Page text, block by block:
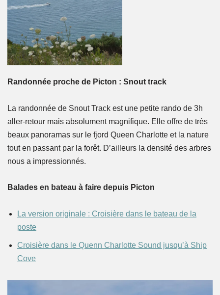
Randonnée proche de Picton : Snout track
La randonnée de Snout Track est une petite rando de 3h
aller-retour mais absolument magnifique. Elle offre de très
beaux panoramas sur le fjord Queen Charlotte et la nature
tout en passant par la forêt. D’ailleurs la densité des arbres
nous a impressionnés.
Balades en bateau à faire depuis Picton
La version originale : Croisière dans le bateau de la
poste
Croisière dans le Quenn Charlotte Sound jusqu’à Ship
Cove